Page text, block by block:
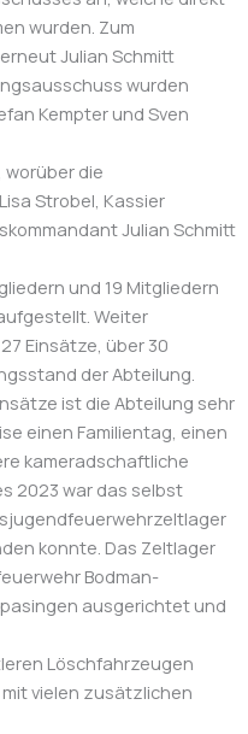
wurden. Zum
Julian Schmitt
wurden
Kempter und Sven
worüber die
Strobel, Kassier
Julian Schmitt
und 19 Mitgliedern
Weiter
Einsätze, über 30
der Abteilung.
ist die Abteilung sehr
einen Familientag, einen
kameradschaftliche
2023 war das selbst
konnte. Das Zeltlager
Bodman-
ausgerichtet und
Löschfahrzeugen
vielen zusätzlichen